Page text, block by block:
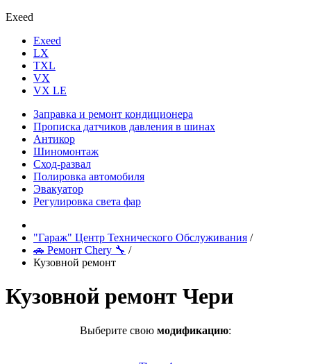
Exeed
Exeed
LX
TXL
VX
VX LE
Заправка и ремонт кондиционера
Прописка датчиков давления в шинах
Антикор
Шиномонтаж
Сход-развал
Полировка автомобиля
Эвакуатор
Регулировка света фар
"Гараж" Центр Технического Обслуживания /
🚗 Ремонт Chery 🔧 /
Кузовной ремонт
Кузовной ремонт Чери
Выберите свою модификацию: